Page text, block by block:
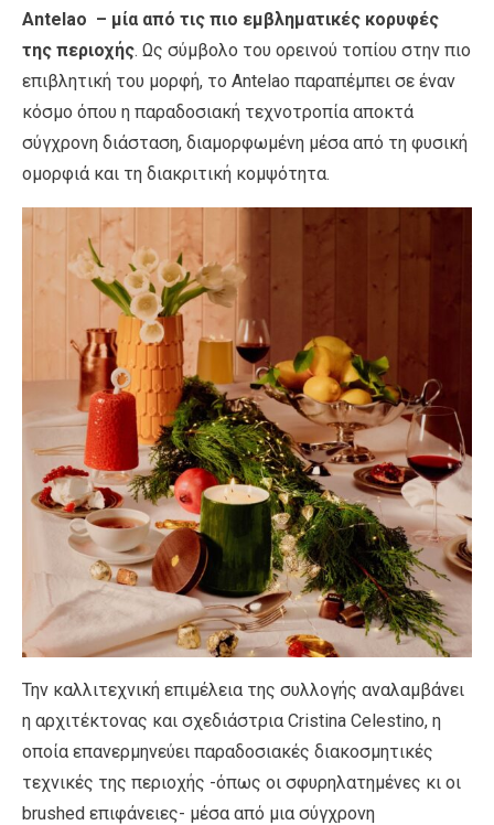
Antelao – μία από τις πιο εμβληματικές κορυφές
της περιοχής. Ως σύμβολο του ορεινού τοπίου στην πιο
επιβλητική του μορφή, το Antelao παραπέμπει σε έναν
κόσμο όπου η παραδοσιακή τεχνοτροπία αποκτά
σύγχρονη διάσταση, διαμορφωμένη μέσα από τη φυσική
ομορφιά και τη διακριτική κομψότητα.
Την καλλιτεχνική επιμέλεια της συλλογής αναλαμβάνει
η αρχιτέκτονας και σχεδιάστρια Cristina Celestino, η
οποία επανερμηνεύει παραδοσιακές διακοσμητικές
τεχνικές της περιοχής -όπως οι σφυρηλατημένες κι οι
brushed επιφάνειες- μέσα από μια σύγχρονη